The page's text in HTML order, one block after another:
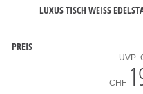
LUXUS TISCH WEISS
PREIS
UVP:
CHF